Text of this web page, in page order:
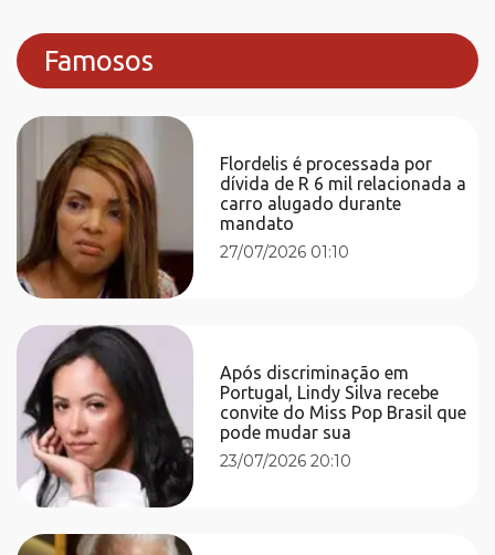
Famosos
Flordelis é processada por
dívida de R 6 mil relacionada a
carro alugado durante
mandato
27/07/2026 01:10
Após discriminação em
Portugal, Lindy Silva recebe
convite do Miss Pop Brasil que
pode mudar sua
23/07/2026 20:10